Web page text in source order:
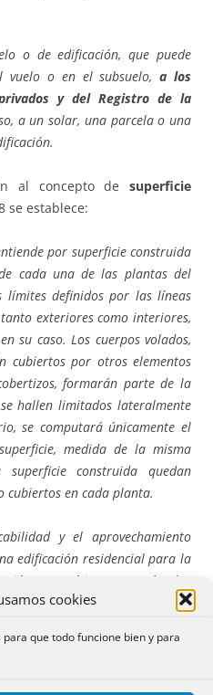
cookies
que todo funcione bien y para
o de edificación, que puede
vuelo o en el subsuelo,a los
y del Registro de la
a un solar, una parcela o una
al concepto de superficie
se establece:
por superficie construida
cada una de las plantas del
límites definidos por las líneas
exteriores como interiores,
su caso. Los cuerpos volados,
cubiertos por otros elementos
formarán parte de la
hallen limitados lateralmente
se computará únicamente el
medida de la misma
construida quedan
cubiertos en cada planta.
y el aprovechamiento
edificación residencial para la
energética A, según las
Código Técnico de la Edificación,
construida un cinco por
anterior, cuando no se